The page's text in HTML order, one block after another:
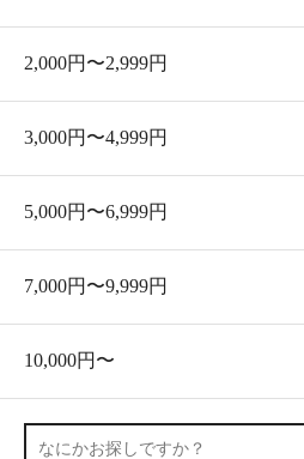
2,000円〜2,999円
3,000円〜4,999円
5,000円〜6,999円
7,000円〜9,999円
10,000円〜